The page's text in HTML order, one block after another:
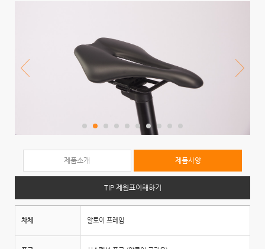
제품소개 제품사양
TIP 제원표이해하기
차체 알로이 프레임